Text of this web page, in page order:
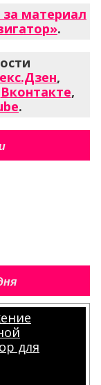
материал
.
,
Вконтакте,
.
для